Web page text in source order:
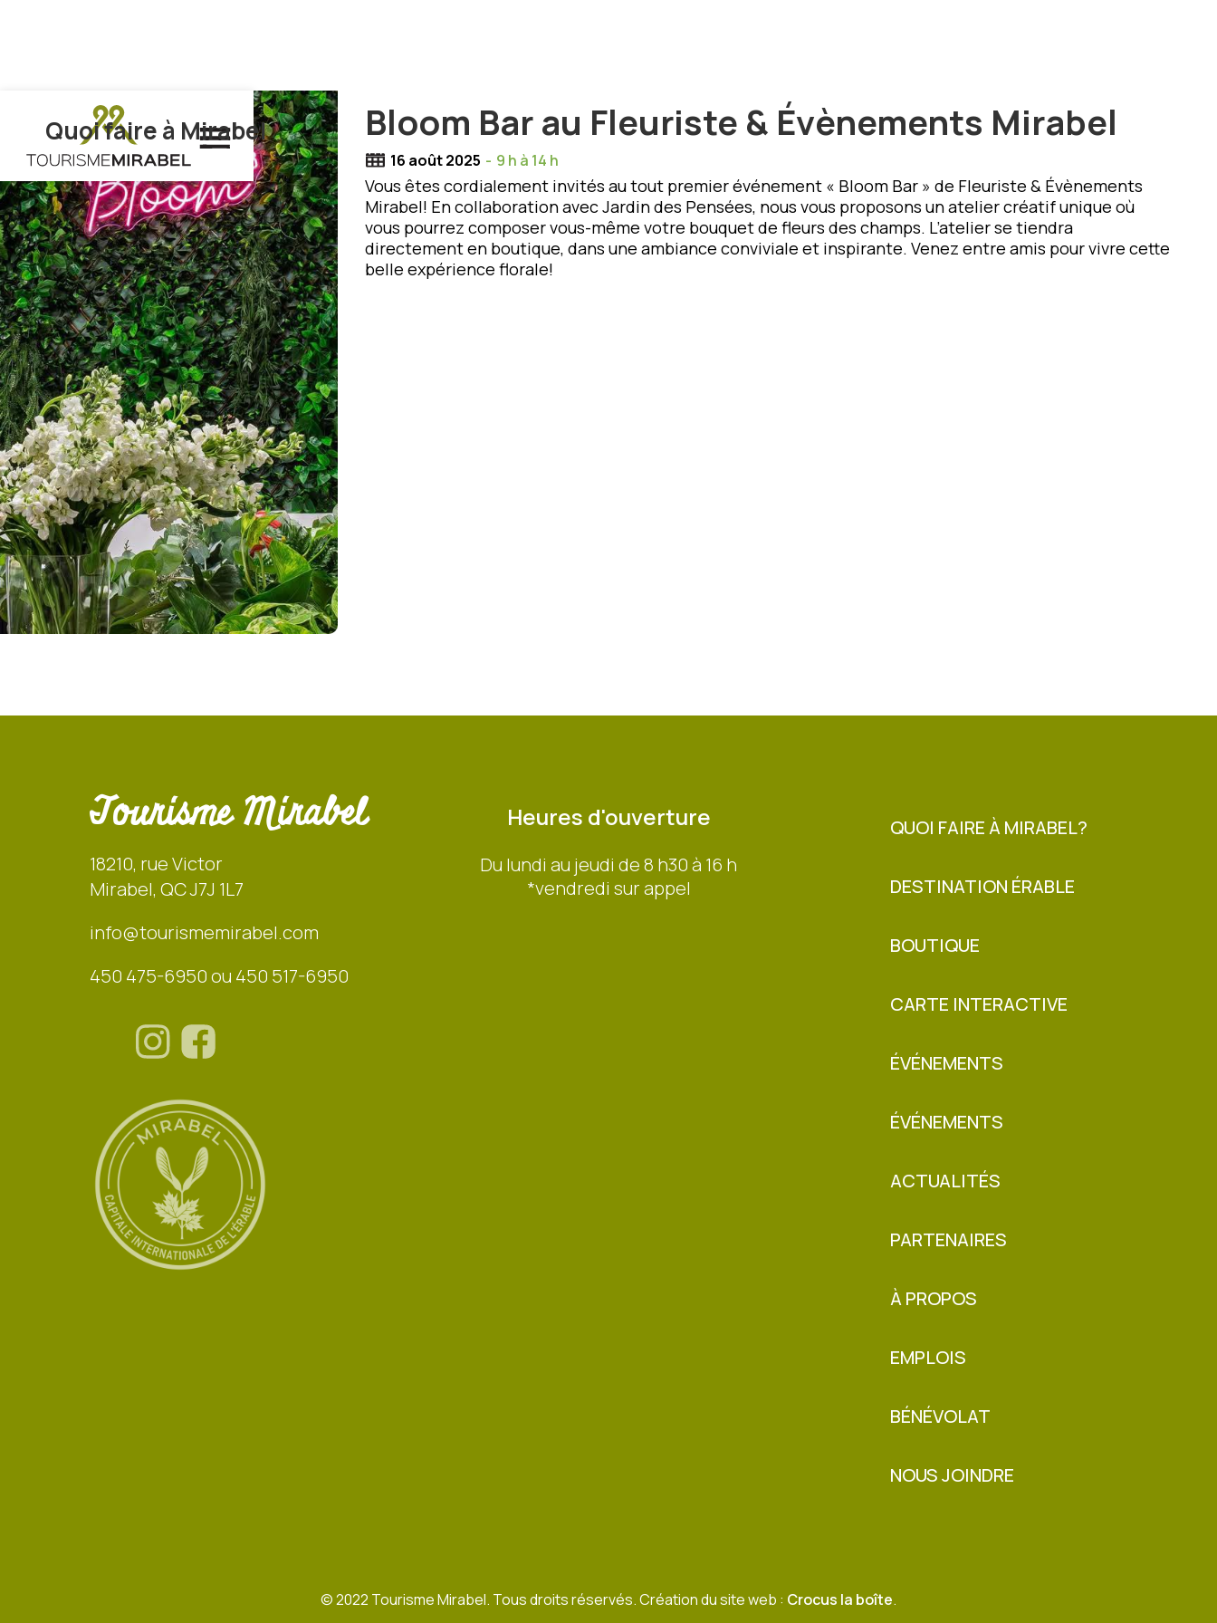
Quoi faire à Mirabel Bloom Bar au Fleuriste & Évènements Mirabel
16 août 2025 - 9 h à 14 h
Vous êtes cordialement invités au tout premier événement « Bloom Bar » de Fleuriste & Évènements
Mirabel! En collaboration avec Jardin des Pensées, nous vous proposons un atelier créatif unique où
vous pourrez composer vous-même votre bouquet de fleurs des champs. L’atelier se tiendra
directement en boutique, dans une ambiance conviviale et inspirante. Venez entre amis pour vivre cette
belle expérience florale!
Tourisme Mirabel
18210, rue Victor
Mirabel, QC J7J 1L7
info@tourismemirabel.com
450 475-6950 ou 450 517-6950
Heures d'ouverture
Du lundi au jeudi de 8 h30 à 16 h
*vendredi sur appel
QUOI FAIRE À MIRABEL?
DESTINATION ÉRABLE
BOUTIQUE
CARTE INTERACTIVE
ÉVÉNEMENTS
ÉVÉNEMENTS
ACTUALITÉS
PARTENAIRES
À PROPOS
EMPLOIS
BÉNÉVOLAT
NOUS JOINDRE
©2022 Tourisme Mirabel. Tous droits réservés. Création du site web : Crocus la boîte.